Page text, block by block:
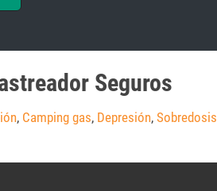
Seguros
, Camping gas, Depresión, Sobredosis